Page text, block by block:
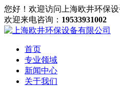
您好！欢迎访问上海欧井环保设
欢迎来电咨询： 19533931002
首页
专业领域
新闻中心
关于我们